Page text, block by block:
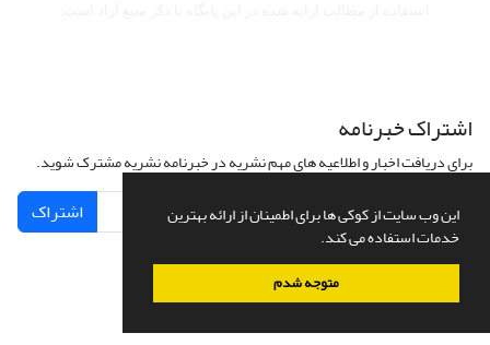
این وب سایت از کوکی ها برای اطمینان از ارائه بهترین
خدمات استفاده می کند.
متوجه شدم
اشتراک خبرنامه
برای دریافت اخبار و اطلاعیه های مهم نشریه در خبرنامه نشریه مشترک شوید.
اشتراک
سامانه مدیریت نشریات علمی.طراحی و پیاده سازی ازسیناوب